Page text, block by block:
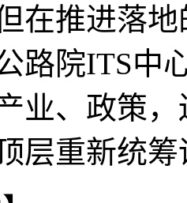
在推进落
路院ITS中
业、政策
层重新统